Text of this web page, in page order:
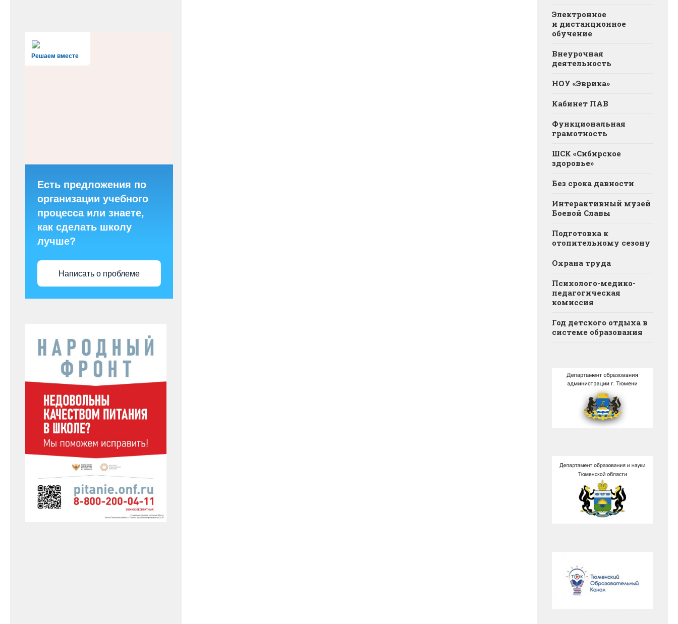
Решаем вместе
Есть предложения по
организации учебного
процесса или знаете,
как сделать школу
лучше?
Написать о проблеме
Электронное
и дистанционное
обучение
Внеурочная
деятельность
НОУ «Эврика»
Кабинет ПАВ
Функциональная
грамотность
ШСК «Сибирское
здоровье»
Без срока давности
Интерактивный музей
Боевой Славы
Подготовка к
отопительному сезону
Охрана труда
Психолого-медико-
педагогическая
комиссия
Год детского отдыха в
системе образования